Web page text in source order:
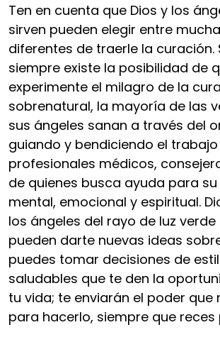
Ten en cuenta que Dios y los
sirven pueden elegir entre
diferentes de traerle la curación.
siempre existe la posibilidad de
experimente el milagro de la
sobrenatural, la mayoría de las
sus ángeles sanan a través del
guiando y bendiciendo el
profesionales médicos,
de quienes busca ayuda para
mental, emocional y espiritual.
los ángeles del rayo de luz
pueden darte nuevas ideas
puedes tomar decisiones de
saludables que te den la
tu vida; te enviarán el poder que
para hacerlo, siempre que reces